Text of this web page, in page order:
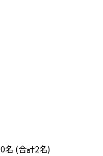
名 (合計2名)